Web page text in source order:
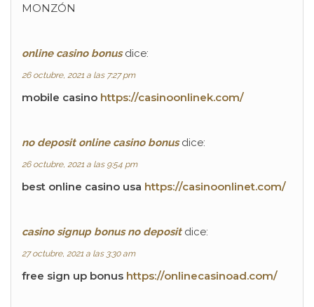
MONZÓN
online casino bonus dice:
26 octubre, 2021 a las 7:27 pm
mobile casino https://casinoonlinek.com/
no deposit online casino bonus dice:
26 octubre, 2021 a las 9:54 pm
best online casino usa https://casinoonlinet.com/
casino signup bonus no deposit dice:
27 octubre, 2021 a las 3:30 am
free sign up bonus https://onlinecasinoad.com/